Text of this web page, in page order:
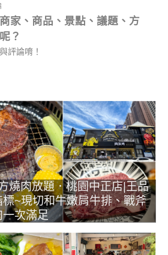
家、商品、景點、議題、方
？
評論唷！
燒肉放題．桃園中正店|王品
~現切和牛嫩肩牛排、戰斧
一次滿足